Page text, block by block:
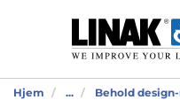
Hjem ... Behold